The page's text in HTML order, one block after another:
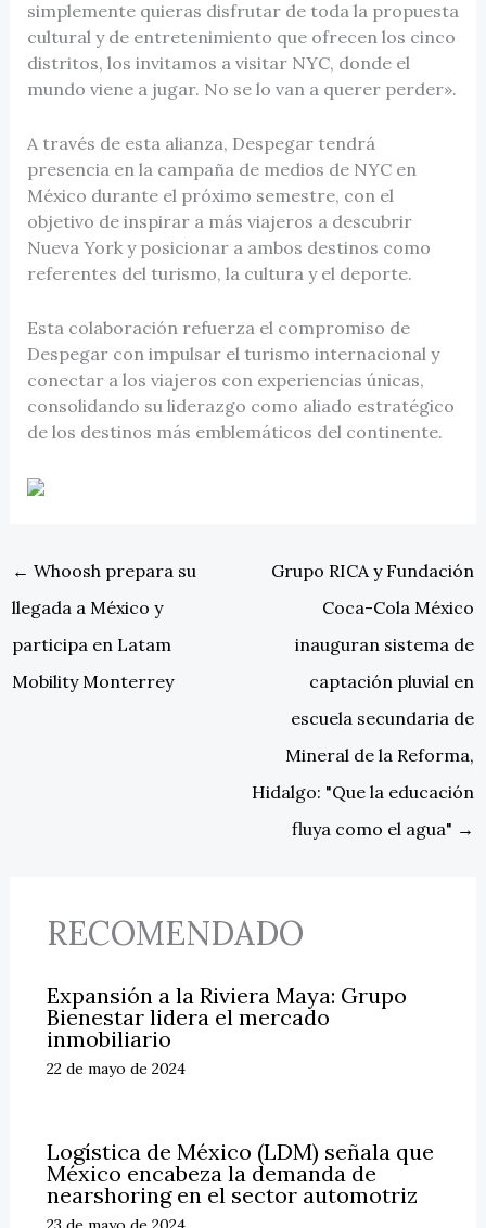
simplemente quieras disfrutar de toda la propuesta
cultural y de entretenimiento que ofrecen los cinco
distritos, los invitamos a visitar NYC, donde el
mundo viene a jugar. No se lo van a querer perder».
A través de esta alianza, Despegar tendrá
presencia en la campaña de medios de NYC en
México durante el próximo semestre, con el
objetivo de inspirar a más viajeros a descubrir
Nueva York y posicionar a ambos destinos como
referentes del turismo, la cultura y el deporte.
Esta colaboración refuerza el compromiso de
Despegar con impulsar el turismo internacional y
conectar a los viajeros con experiencias únicas,
consolidando su liderazgo como aliado estratégico
de los destinos más emblemáticos del continente.
← Whoosh prepara su
llegada a México y
participa en Latam
Mobility Monterrey
Grupo RICA y Fundación
Coca-Cola México
inauguran sistema de
captación pluvial en
escuela secundaria de
Mineral de la Reforma,
Hidalgo: "Que la educación
fluya como el agua" →
RECOMENDADO
Expansión a la Riviera Maya: Grupo
Bienestar lidera el mercado
inmobiliario
22 de mayo de 2024
Logística de México (LDM) señala que
México encabeza la demanda de
nearshoring en el sector automotriz